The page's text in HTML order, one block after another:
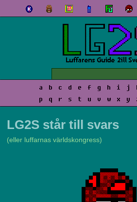
a b c d e f g h i j
p
q r s t u v w x y
LG2S står till svars
(eller luffarnas världskongress)